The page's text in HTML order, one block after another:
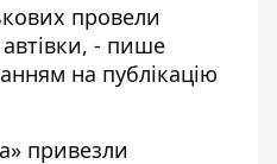
провели
- пише
на публікацію
привезли